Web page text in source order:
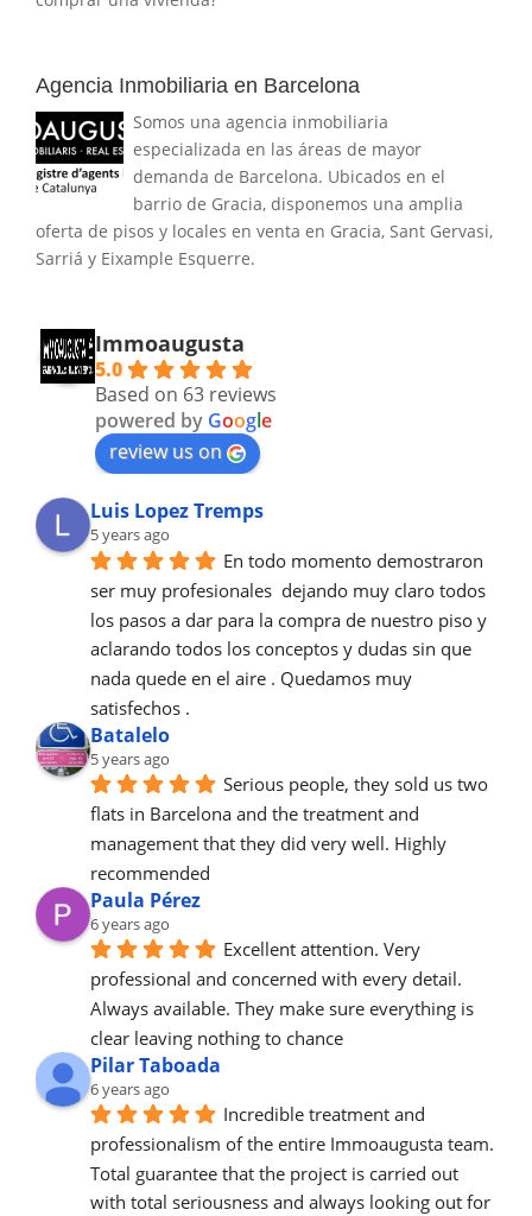
Agencia Inmobiliaria en Barcelona
Somos una agencia inmobiliaria
especializada en las áreas de mayor
demanda de Barcelona. Ubicados en el
barrio de Gracia, disponemos una amplia
oferta de pisos y locales en venta en Gracia, Sant Gervasi,
Sarriá y Eixample Esquerre.
Immoaugusta
5.0
Based on 63 reviews
powered by Google
review us on
Luis Lopez Tremps
5 years ago
En todo momento demostraron
ser muy profesionales  dejando muy claro todos
los pasos a dar para la compra de nuestro piso y
aclarando todos los conceptos y dudas sin que
nada quede en el aire . Quedamos muy
satisfechos .
Batalelo
5 years ago
Serious people, they sold us two
flats in Barcelona and the treatment and
management that they did very well. Highly
recommended
Paula Pérez
6 years ago
Excellent attention. Very
professional and concerned with every detail.
Always available. They make sure everything is
clear leaving nothing to chance
Pilar Taboada
6 years ago
Incredible treatment and
professionalism of the entire Immoaugusta team.
Total guarantee that the project is carried out
with total seriousness and always looking out for